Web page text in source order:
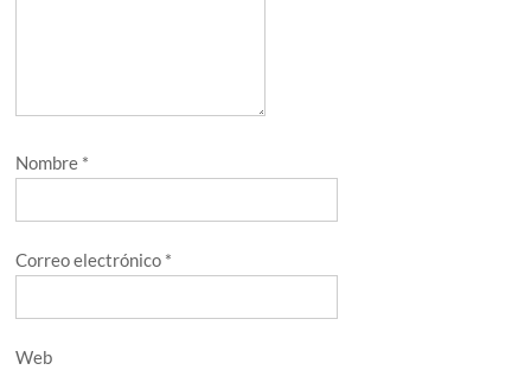
Nombre *
Correo electrónico *
Web